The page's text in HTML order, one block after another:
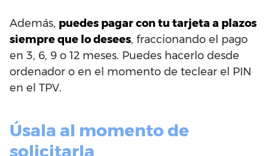
Además, puedes pagar con tu tarjeta a plazos
siempre que lo desees, fraccionando el pago
en 3, 6, 9 o 12 meses. Puedes hacerlo desde
ordenador o en el momento de teclear el PIN
en el TPV.
Úsala al momento de
solicitarla